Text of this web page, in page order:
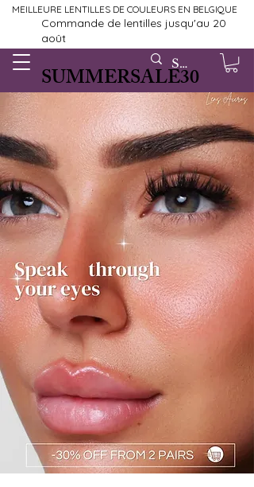
MEILLEURE LENTILLES DE COULEURS EN BELGIQUE
Commande de lentilles jusqu'au 20
août
SUMMERSALE30